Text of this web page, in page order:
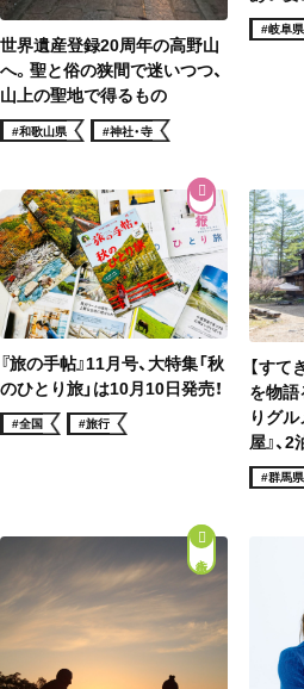
世界遺産登録20周年の高野山
へ。聖と俗の狭間で迷いつつ、
山上の聖地で得るもの
#和歌山県 #神社・寺
#岐阜県
『旅の手帖』11月号、大特集「秋
のひとり旅」は10月10日発売！
#全国 #旅行
【すて
を物語
りグ
屋』、
#群馬県
街歩き